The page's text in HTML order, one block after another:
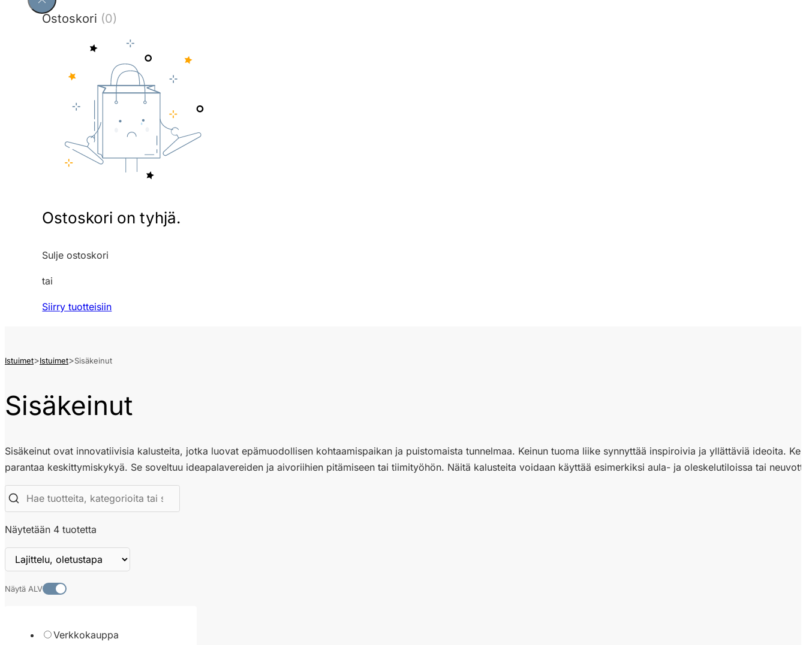
Ostoskori (0)
Ostoskori on tyhjä.
Sulje ostoskori
tai
Siirry tuotteisiin
Istuimet Istuimet Sisäkeinut
Sisäkeinut
Sisäkeinut ovat innovatiivisia kalusteita, jotka luovat epämuodollisen kohtaamispaikan ja puistomaista tunnelmaa. Keinun tuoma liike synnyttää inspiroivia ja yllättäviä ideoita.
parantaa keskittymiskykyä. Se soveltuu ideapalavereiden ja aivoriihien pitämiseen tai tiimityöhön. Näitä kalusteita voidaan käyttää esimerkiksi aula- ja oleskelutiloissa tai
Näytetään 4 tuotetta
Näytä ALV
Verkkokauppa